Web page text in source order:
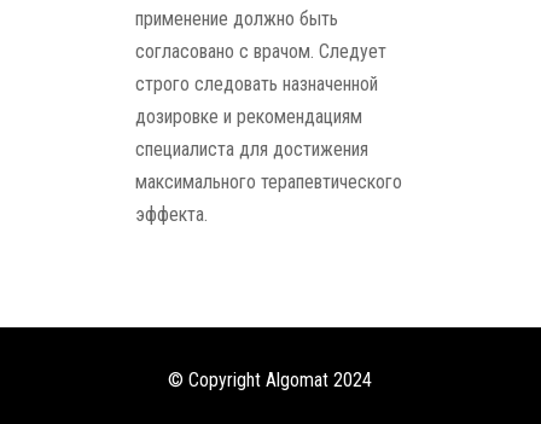
применение должно быть
согласовано с врачом. Следует
строго следовать назначенной
дозировке и рекомендациям
специалиста для достижения
максимального терапевтического
эффекта.
© Copyright Algomat 2024